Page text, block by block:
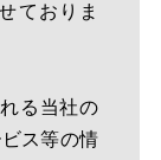
ておりま
る当社の
ス等の情